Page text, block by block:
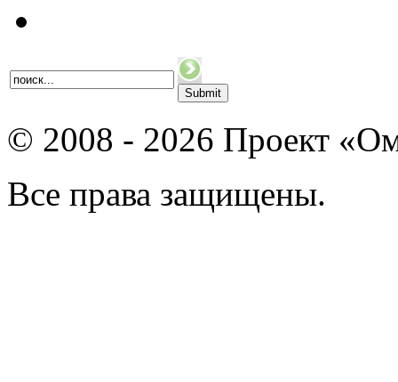
© 2008 - 2026 Проект
Все права защищены.